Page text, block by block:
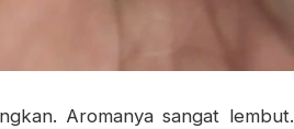
Aromanya sangat lembut.